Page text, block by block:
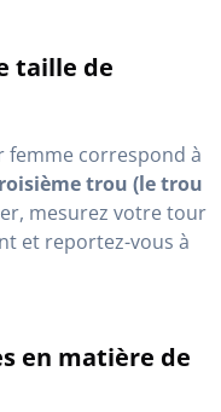
taille de
femme correspond à
trou (le trou
mesurez votre tour
et reportez-vous à
en matière de